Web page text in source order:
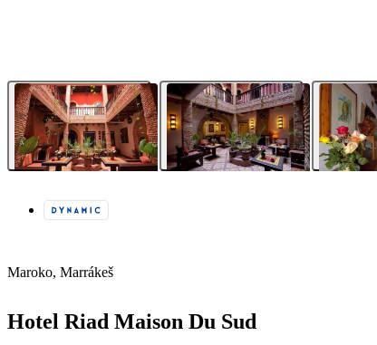
Maroko, Marrákeš
Hotel Riad Maison Du Sud